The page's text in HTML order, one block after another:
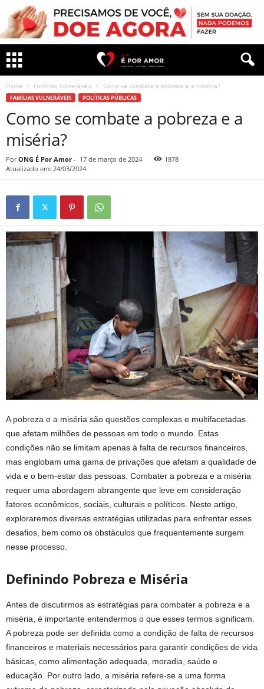
Home Famílias Vulneráveis Como se combate a pobreza e a miséria?
FAMÍLIAS VULNERÁVEIS POLÍTICAS PÚBLICAS
Como se combate a pobreza e a
miséria?
Por ONG É Por Amor - 17 de março de 2024
1878
Atualizado em: 24/03/2024
A pobreza e a miséria são questões complexas e multifacetadas
que afetam milhões de pessoas em todo o mundo. Estas
condições não se limitam apenas à falta de recursos financeiros,
mas englobam uma gama de privações que afetam a qualidade de
vida e o bem-estar das pessoas. Combater a pobreza e a miséria
requer uma abordagem abrangente que leve em consideração
fatores econômicos, sociais, culturais e políticos. Neste artigo,
exploraremos diversas estratégias utilizadas para enfrentar esses
desafios, bem como os obstáculos que frequentemente surgem
nesse processo.
Definindo Pobreza e Miséria
Antes de discutirmos as estratégias para combater a pobreza e a
miséria, é importante entendermos o que esses termos significam.
A pobreza pode ser definida como a condição de falta de recursos
financeiros e materiais necessários para garantir condições de vida
básicas, como alimentação adequada, moradia, saúde e
educação. Por outro lado, a miséria refere-se a uma forma